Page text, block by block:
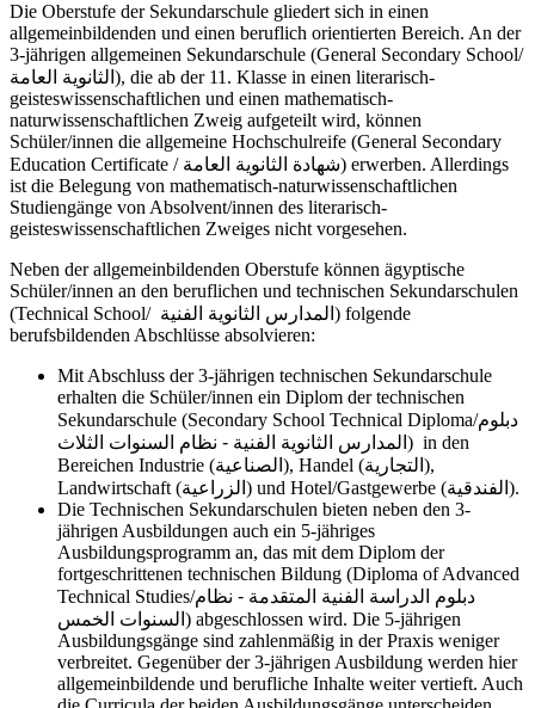
Die Oberstufe der Sekundarschule gliedert sich in einen
allgemeinbildenden und einen beruflich orientierten Bereich. An der
3-jährigen allgemeinen Sekundarschule (General Secondary School/
الثانوية العامة ), die ab der 11. Klasse in einen literarisch-
geisteswissenschaftlichen und einen mathematisch-
naturwissenschaftlichen Zweig aufgeteilt wird, können
Schüler/innen die allgemeine Hochschulreife (General Secondary
Education Certificate / شهادة الثانوية العامة) erwerben. Allerdings
ist die Belegung von mathematisch-naturwissenschaftlichen
Studiengänge von Absolvent/innen des literarisch-
geisteswissenschaftlichen Zweiges nicht vorgesehen.
Neben der allgemeinbildenden Oberstufe können ägyptische
Schüler/innen an den beruflichen und technischen Sekundarschulen
(Technical School/ المدارس الثانوية الفنية ) folgende
berufsbildenden Abschlüsse absolvieren:
Mit Abschluss der 3-jährigen technischen Sekundarschule
erhalten die Schüler/innen ein Diplom der technischen
Sekundarschule (Secondary School Technical Diploma/دبلوم
المدارس الثانوية الفنية - نظام السنوات الثلاث ) in den
Bereichen Industrie (الصناعية ), Handel (التجارية ),
Landwirtschaft (الزراعية ) und Hotel/Gastgewerbe (الفندقية ).
Die Technischen Sekundarschulen bieten neben den 3-
jährigen Ausbildungen auch ein 5-jähriges
Ausbildungsprogramm an, das mit dem Diplom der
fortgeschrittenen technischen Bildung (Diploma of Advanced
Technical Studies/دبلوم الدراسة الفنية المتقدمة - نظام
السنوات الخمس ) abgeschlossen wird. Die 5-jährigen
Ausbildungsgänge sind zahlenmäßig in der Praxis weniger
verbreitet. Gegenüber der 3-jährigen Ausbildung werden hier
allgemeinbildende und berufliche Inhalte weiter vertieft. Auch